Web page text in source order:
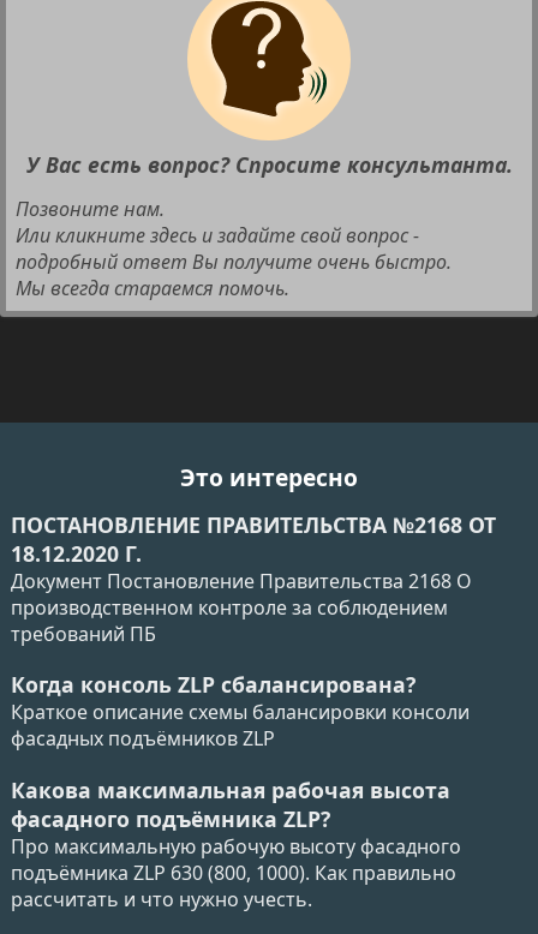
У Вас есть вопрос? Спросите консультанта.
Позвоните нам.
Или кликните здесь и задайте свой вопрос -
подробный ответ Вы получите очень быстро.
Мы всегда стараемся помочь.
Это интересно
ПОСТАНОВЛЕНИЕ ПРАВИТЕЛЬСТВА №2168 ОТ
18.12.2020 Г.
Документ Постановление Правительства 2168 О
производственном контроле за соблюдением
требований ПБ
Когда консоль ZLP сбалансирована?
Краткое описание схемы балансировки консоли
фасадных подъёмников ZLP
Какова максимальная рабочая высота
фасадного подъёмника ZLP?
Про максимальную рабочую высоту фасадного
подъёмника ZLP 630 (800, 1000). Как правильно
рассчитать и что нужно учесть.